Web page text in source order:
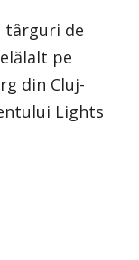
târguri de
pe
din Cluj-
Lights